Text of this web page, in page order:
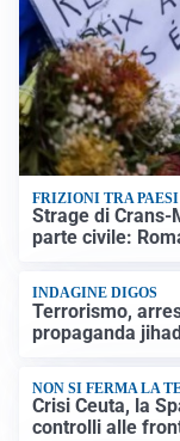
FRIZIONI TRA PAESI
Strage di Crans-
parte civile:
INDAGINE DIGOS
Terrorismo,
propaganda
NON SI FERMA LA
Crisi Ceuta, la
controlli alle